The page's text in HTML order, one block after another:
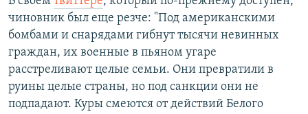
чиновник был еще резче: "Под американскими
бомбами и снарядами гибнут тысячи невинных
граждан, их военные в пьяном угаре
расстреливают целые семьи. Они превратили в
руины целые страны, но под санкции они не
подпадают. Куры смеются от действий Белого